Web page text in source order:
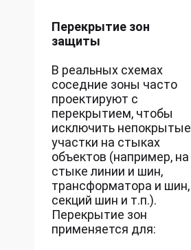
Перекрытие зон
защиты
В реальных схемах
соседние зоны часто
проектируют с
перекрытием, чтобы
исключить непокрытые
участки на стыках
объектов (например, на
стыке линии и шин,
трансформатора и шин,
секций шин и т.п.).
Перекрытие зон
применяется для: